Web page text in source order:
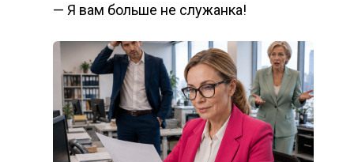
— Я вам больше не служанка!